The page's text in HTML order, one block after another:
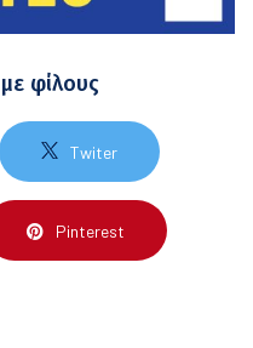
φίλους
Twiter
Pinterest